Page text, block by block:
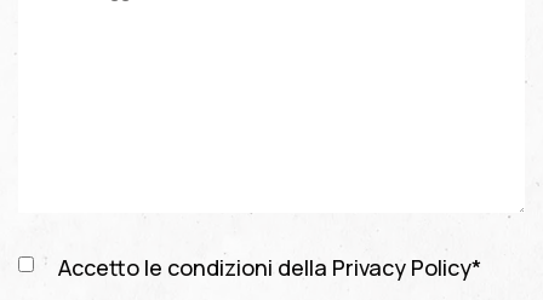
Accetto le condizioni della Privacy Policy*